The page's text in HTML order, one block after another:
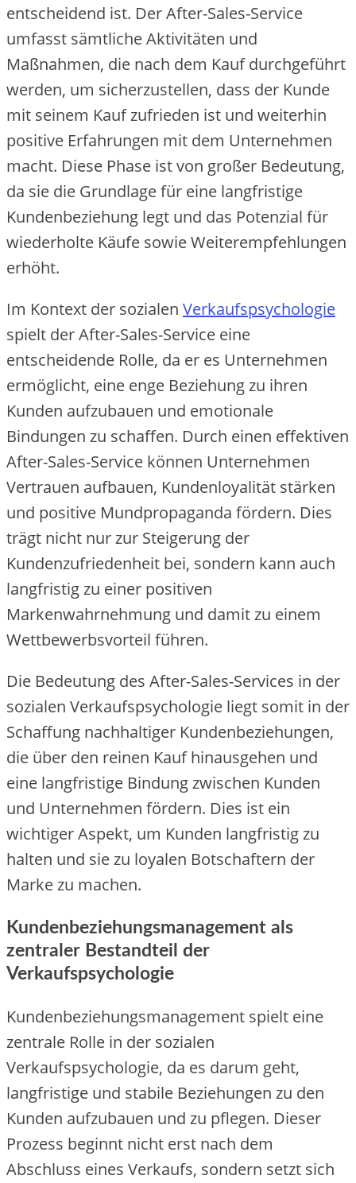
entscheidend ist. Der After-Sales-Service
umfasst sämtliche Aktivitäten und
Maßnahmen, die nach dem Kauf durchgeführt
werden, um sicherzustellen, dass der Kunde
mit seinem Kauf zufrieden ist und weiterhin
positive Erfahrungen mit dem Unternehmen
macht. Diese Phase ist von großer Bedeutung,
da sie die Grundlage für eine langfristige
Kundenbeziehung legt und das Potenzial für
wiederholte Käufe sowie Weiterempfehlungen
erhöht.
Im Kontext der sozialen Verkaufspsychologie
spielt der After-Sales-Service eine
entscheidende Rolle, da er es Unternehmen
ermöglicht, eine enge Beziehung zu ihren
Kunden aufzubauen und emotionale
Bindungen zu schaffen. Durch einen effektiven
After-Sales-Service können Unternehmen
Vertrauen aufbauen, Kundenloyalität stärken
und positive Mundpropaganda fördern. Dies
trägt nicht nur zur Steigerung der
Kundenzufriedenheit bei, sondern kann auch
langfristig zu einer positiven
Markenwahrnehmung und damit zu einem
Wettbewerbsvorteil führen.
Die Bedeutung des After-Sales-Services in der
sozialen Verkaufspsychologie liegt somit in der
Schaffung nachhaltiger Kundenbeziehungen,
die über den reinen Kauf hinausgehen und
eine langfristige Bindung zwischen Kunden
und Unternehmen fördern. Dies ist ein
wichtiger Aspekt, um Kunden langfristig zu
halten und sie zu loyalen Botschaftern der
Marke zu machen.
Kundenbeziehungsmanagement als
zentraler Bestandteil der
Verkaufspsychologie
Kundenbeziehungsmanagement spielt eine
zentrale Rolle in der sozialen
Verkaufspsychologie, da es darum geht,
langfristige und stabile Beziehungen zu den
Kunden aufzubauen und zu pflegen. Dieser
Prozess beginnt nicht erst nach dem
Abschluss eines Verkaufs, sondern setzt sich